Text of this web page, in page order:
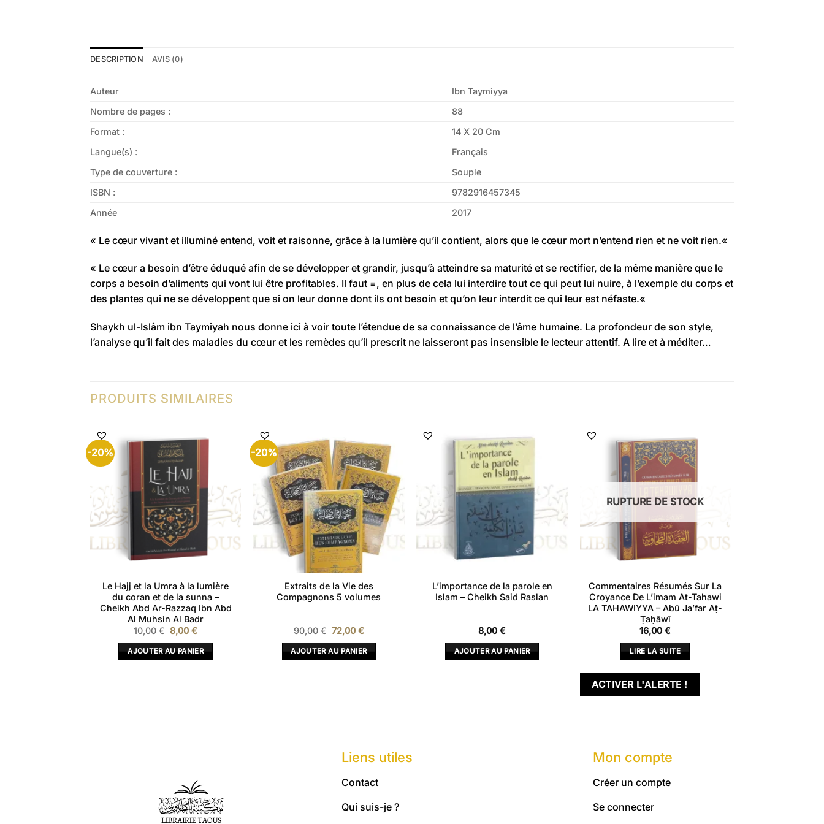
DESCRIPTION AVIS (0)
Auteur
Ibn Taymiyya
Nombre de pages :
88
Format :
14 X 20 Cm
Langue(s) :
Français
Type de couverture :
Souple
ISBN :
9782916457345
Année
2017
« Le cœur vivant et illuminé entend, voit et raisonne, grâce à la lumière qu’il contient, alors que le cœur mort n’entend rien et ne voit rien.«
« Le cœur a besoin d’être éduqué afin de se développer et grandir, jusqu’à atteindre sa maturité et se rectifier, de la même manière que le
corps a besoin d’aliments qui vont lui être profitables. Il faut =, en plus de cela lui interdire tout ce qui peut lui nuire, à l’exemple du corps et
des plantes qui ne se développent que si on leur donne dont ils ont besoin et qu’on leur interdit ce qui leur est néfaste.«
Shaykh ul-Islâm ibn Taymiyah nous donne ici à voir toute l’étendue de sa connaissance de l’âme humaine. La profondeur de son style,
l’analyse qu’il fait des maladies du cœur et les remèdes qu’il prescrit ne laisseront pas insensible le lecteur attentif. A lire et à méditer…
PRODUITS SIMILAIRES
-20%
Le Hajj et la Umra à la lumière
du coran et de la sunna –
Cheikh Abd Ar-Razzaq Ibn Abd
Al Muhsin Al Badr
10,00€ Le
prix
initial
était :
8,00€Le
actuel
est :
AJOUTER AU PANIER
-20%
Extraits de la Vie des
Compagnons 5 volumes
90,00€ Le
prix
initial
était :
72,00€Le
actuel
est :
AJOUTER AU PANIER
L’importance de la parole en
Islam – Cheikh Said Raslan
8,00€
AJOUTER AU PANIER
RUPTURE DE STOCK
Commentaires Résumés Sur La
Croyance De L’imam At-Tahawi
LA TAHAWIYYA – Abū Ja’far Aṭ-
Ṭaḥāwī
16,00€
LIRE LA SUITE
ACTIVER L'ALERTE !
Liens utiles
Contact
Qui suis-je ?
Mon compte
Créer un compte
Se connecter